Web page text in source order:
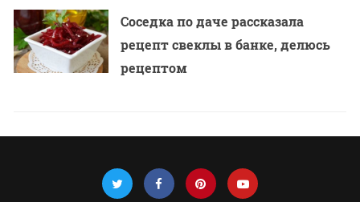
Соседка по даче рассказала
рецепт свеклы в банке, делюсь
рецептом